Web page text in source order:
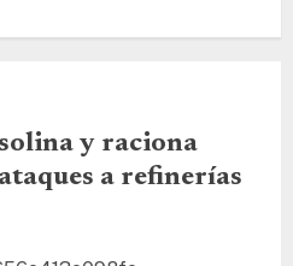
y raciona
a refinerías